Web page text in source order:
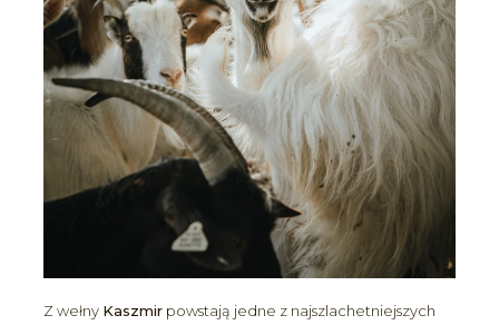
Z wełny Kaszmirpowstają jedne z najszlachetniejszych